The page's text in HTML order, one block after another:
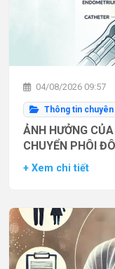
04/08/2026 09:57
Thông tin chuyên
ẢNH HƯỞNG
CHUYỂN PHÔI
+ Xem chi tiết